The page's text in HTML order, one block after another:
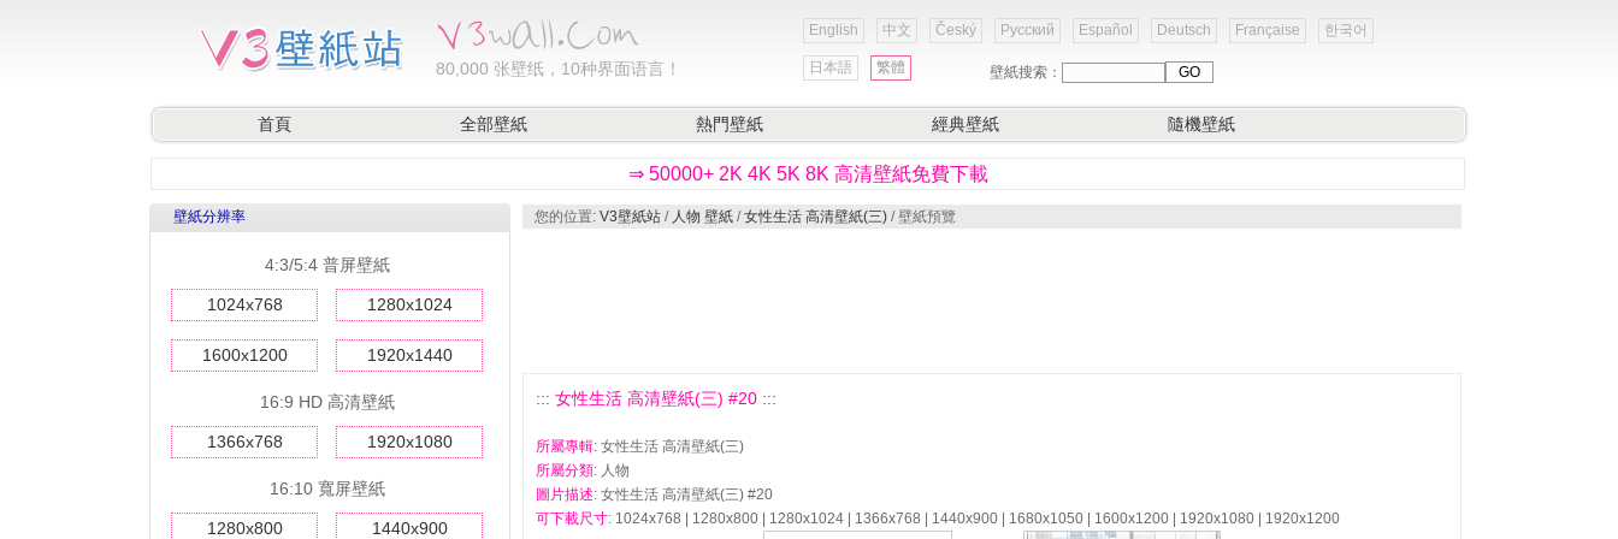
80,000 张壁纸，10种界面语言！
English 中文 Český Русский Español Deutsch Française 한국어
日本語 繁體 壁紙搜索：
首頁 全部壁紙 熱門壁紙 經典壁紙 隨機壁紙
⇒ 50000+ 2K 4K 5K 8K 高清壁紙免費下載
壁紙分辨率
4:3/5:4 普屏壁紙
1024x768 1280x1024
1600x1200 1920x1440
16:9 HD 高清壁紙
1366x768 1920x1080
16:10 寬屏壁紙
1280x800 1440x900
您的位置: V3壁紙站 / 人物 壁紙 /女性生活 高清壁紙(三) / 壁紙預覽
::: 女性生活 高清壁紙(三) #20 :::
所屬專輯: 女性生活 高清壁紙(三)
所屬分類: 人物
圖片描述: 女性生活 高清壁紙(三) #20
可下載尺寸: 1024x768 | 1280x800 | 1280x1024 | 1366x768 | 1440x900 | 1680x1050 | 1600x1200 | 1920x1080 | 1920x1200